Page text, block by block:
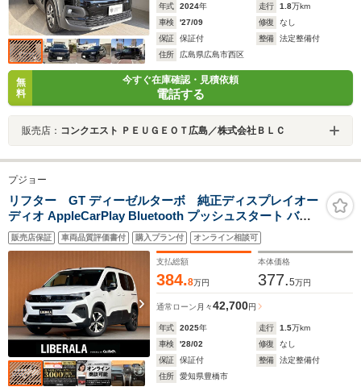
年式 2024年 走行 1.8万km
車検
'27/09 修復
なし
保証
保証付 整備
法定整備付
住所
広島県広島市西区
無
料
今すぐ在庫確認・見積依頼
電話する
販売店： コンクエスト ＰＥＵＧＥＯＴ広島／株式会社ＢＬＣ
プジョー
リフター GT ディーゼルターボ 純正ディスプレイオー
ディオ AppleCarPlay Bluetooth プッシュスタート バッ
クカメラ ACC 両側スライドドア ルーフレー ル 純正17イ
ンチAW コーナーセンサー アイドリングストップ横滑り
防止機能 ETC スマートキー
販売店保証 車両品質評価書付 購入プラン付 オンライン相談可
支払総額
384.8万円
本体価格
377.5万円
通常ローン 月々42,700円
年式 2025年 走行 1.5万km
車検
'28/02 修復
なし
保証
保証付 整備
法定整備付
住所
愛知県豊橋市